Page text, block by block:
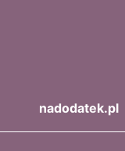
nadodatek.pl